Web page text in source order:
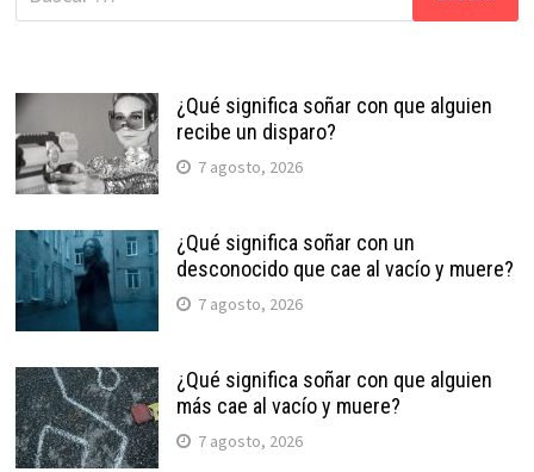
¿Qué significa soñar con que alguien
recibe un disparo?
7 agosto, 2026
¿Qué significa soñar con un
desconocido que cae al vacío y muere?
7 agosto, 2026
¿Qué significa soñar con que alguien
más cae al vacío y muere?
7 agosto, 2026